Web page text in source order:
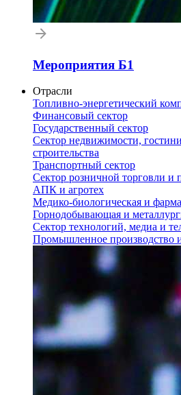
Мероприятия Б1
Отрасли
Топливно-энергетический
Финансовый сектор
Государственный сектор
Сектор недвижимости,
строительства
Транспортный сектор
Сектор розничной торговли и
АПК и агротех
Медико-биологическая и
Горнодобывающая и
Сектор технологий, медиа и
Промышленное производство